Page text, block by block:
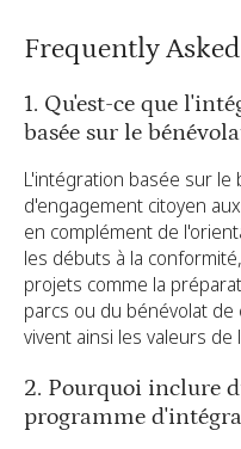
Frequently
1. Qu'est-ce que
basée sur le
L'intégration basée sur le
d'engagement citoyen
en complément de
les débuts à la
projets comme la
parcs ou du bénévolat
vivent ainsi les valeurs
2. Pourquoi inclure
programme